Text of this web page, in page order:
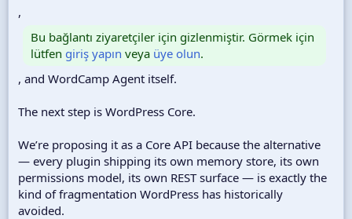
,
Bu bağlantı ziyaretçiler için gizlenmiştir. Görmek için
lütfen giriş yapın veya üye olun.
, and WordCamp Agent itself.
The next step is WordPress Core.
We’re proposing it as a Core API because the alternative
— every plugin shipping its own memory store, its own
permissions model, its own REST surface — is exactly the
kind of fragmentation WordPress has historically
avoided.